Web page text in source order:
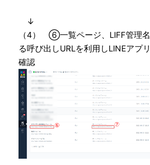
↓
（4）　⑥一覧ページ、LIFF管理
る呼び出しURLを利用しLINEアプ
確認